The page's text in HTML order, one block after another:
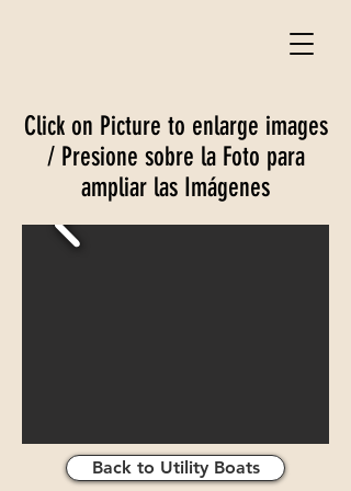
Click on Picture to enlarge images
/ Presione sobre la Foto para
ampliar las Imágenes
Back to Utility Boats